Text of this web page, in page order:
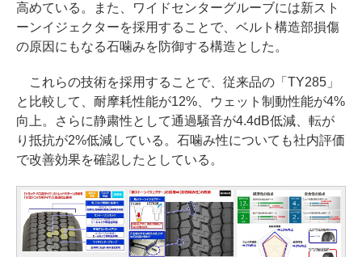
高めている。また、ワイドセンターグルーブには新スト
ーンイジェクターを採用することで、ベルト構造部損傷
の原因にもなる石噛みを防御する構造とした。
これらの技術を採用することで、従来品の「TY285」
と比較して、耐摩耗性能が12%、ウェット制動性能が4%
向上。さらに静粛性として通過騒音が4.4dB低減、転が
り抵抗が2%低減している。石噛み性についても社内評価
で改善効果を確認したとしている。